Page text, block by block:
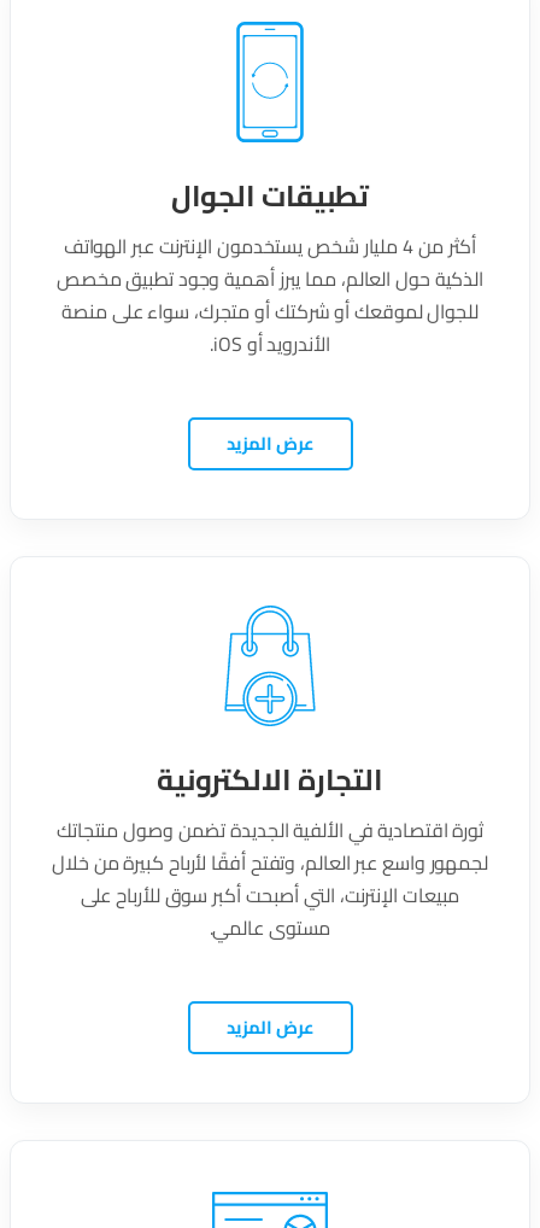
تطبيقات الجوال
أكثر من 4 مليار شخص يستخدمون الإنترنت عبر الهواتف
الذكية حول العالم، مما يبرز أهمية وجود تطبيق مخصص
للجوال لموقعك أو شركتك أو متجرك، سواء على منصة
الأندرويد أو iOS.
عرض المزيد
التجارة الالكترونية
ثورة اقتصادية في الألفية الجديدة تضمن وصول منتجاتك
لجمهور واسع عبر العالم، وتفتح أفقًا لأرباح كبيرة من خلال
مبيعات الإنترنت، التي أصبحت أكبر سوق للأرباح على
مستوى عالمي.
عرض المزيد